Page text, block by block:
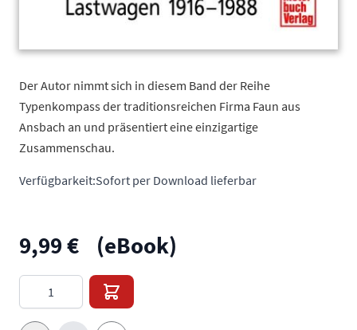
Der Autor nimmt sich in diesem Band der Reihe
Typenkompass der traditionsreichen Firma Faun aus
Ansbach an und präsentiert eine einzigartige
Zusammenschau.
Verfügbarkeit:Sofort per Download lieferbar
9,99 € (eBook)
Menge